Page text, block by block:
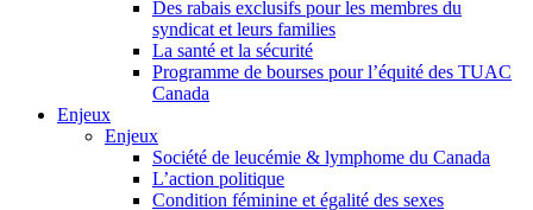
Des rabais exclusifs pour les membres du
syndicat et leurs families
La santé et la sécurité
Programme de bourses pour l’équité des TUAC
Canada
Enjeux
Enjeux
Société de leucémie & lymphome du Canada
L’action politique
Condition féminine et égalité des sexes